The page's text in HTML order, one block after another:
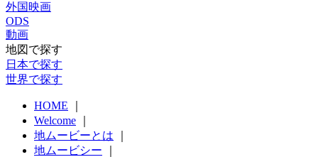
外国映画
ODS
動画
地図で探す
日本で探す
世界で探す
HOME
Welcome
地ムービーとは
地ムービシー